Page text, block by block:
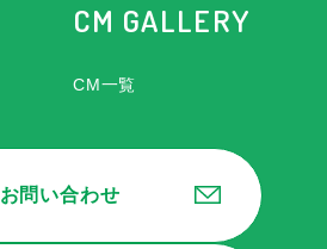
CM GALLERY
CM一覧
お問い合わせ